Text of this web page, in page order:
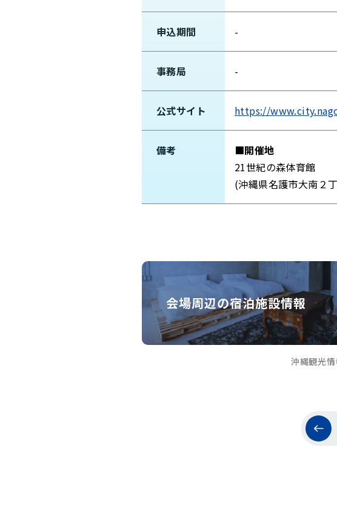
申込期間 -
事務局 -
公式サイト https://
備考
■開催地
21世紀の森体育館
(沖縄県名護市大南２
会場周辺の宿泊施設情報
沖縄観光情